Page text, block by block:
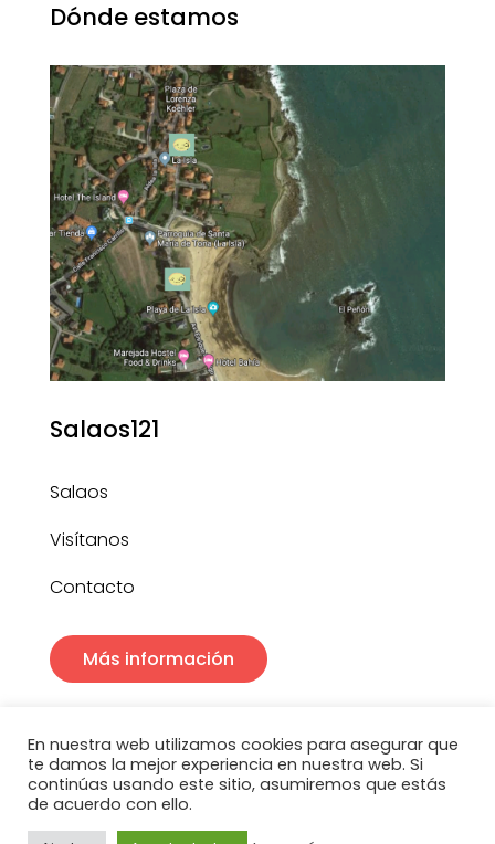
Dónde estamos
Salaos121
Salaos
Visítanos
Contacto
Más información
En nuestra web utilizamos cookies para asegurar que
te damos la mejor experiencia en nuestra web. Si
continúas usando este sitio, asumiremos que estás
de acuerdo con ello.